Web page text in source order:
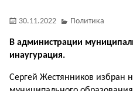
30.11.2022 Политика
В администрации
инаугурация.
Сергей Жестянников избран